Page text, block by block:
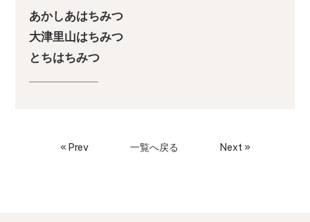
あかしあはちみつ
大津里山はちみつ
とちはちみつ
« Prev 一覧へ戻る Next »